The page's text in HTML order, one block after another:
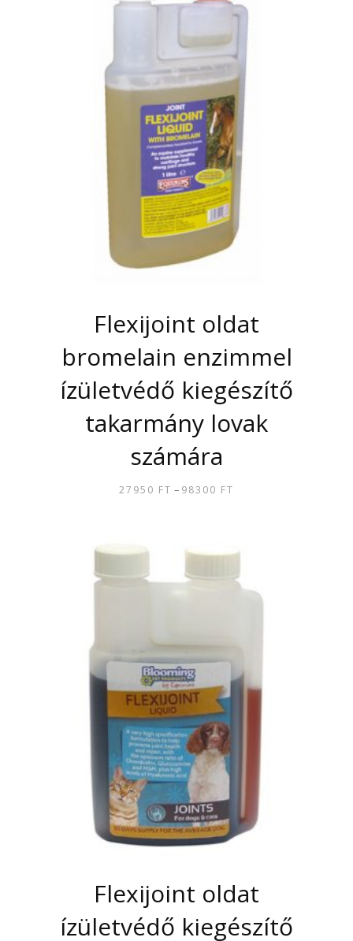
Flexijoint oldat
bromelain enzimmel
ízületvédő kiegészítő
takarmány lovak
számára
27950 FT – 98300 FT
98300 FT
TÖBB
A
VÁLTOZATOK
A
TERMÉKOLDALON
VÁLASZTHATÓK
KI
Flexijoint oldat
ízületvédő kiegészítő